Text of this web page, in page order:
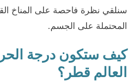
سنلقي نظرة فاحصة على المناخ
المحتملة على الجسم.
كيف ستكون درجة
العالم قطر؟